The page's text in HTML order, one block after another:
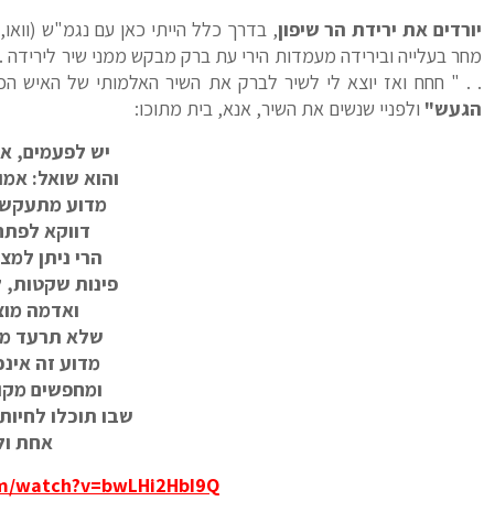
יורדים את ירידת הר שיפון
מחר בעלייה ובירידה מעמדות הירי עת ברק מבקש ממני שיר
. . " חחח ואז יוצא לי לשיר לברק את השיר האלמותי של האיש
הגעש" ולפניי שנשים את השיר, אנא, בית מתוכו:
יש לפעמים,
והוא שואל:
מדוע
דווקא
הרי ניתן
פינות
ואדמה
שלא תרעד
מדוע זה
ומחפשים
שבו תוכלו
אחת